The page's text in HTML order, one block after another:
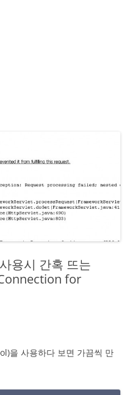
용시 간혹 뜨는
for
을 사용하다 보면 가끔씩 만